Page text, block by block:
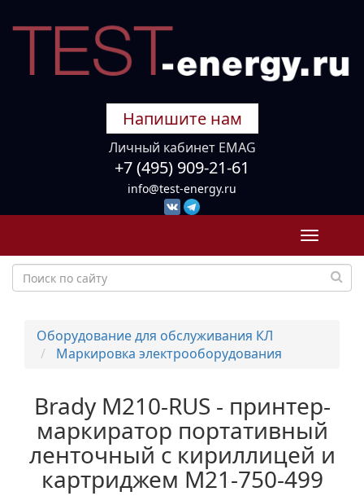
Напишите нам
Личный кабинет EMAG
+7 (495) 909-21-61
info@test-energy.ru
Toggle
Оборудование для обслуживания КЛ
Маркировка электрооборудования
Brady M210-RUS - принтер-
маркиратор портативный
ленточный с кириллицей и
картриджем M21-750-499